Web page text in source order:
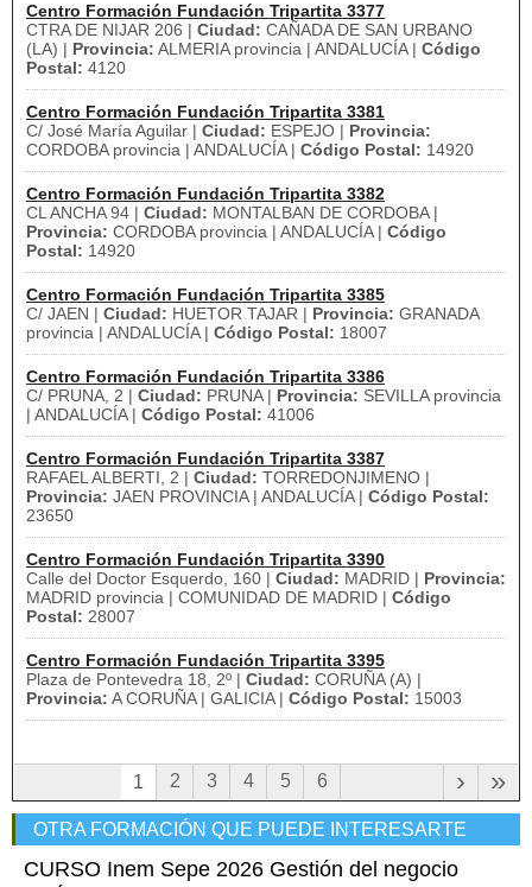
Centro Formación Fundación Tripartita 3377
CTRA DE NIJAR 206 | Ciudad: CAÑADA DE SAN URBANO
(LA) | Provincia: ALMERIA provincia | ANDALUCÍA | Código
Postal: 4120
Centro Formación Fundación Tripartita 3381
C/ José María Aguilar | Ciudad: ESPEJO | Provincia:
CORDOBA provincia | ANDALUCÍA | Código Postal: 14920
Centro Formación Fundación Tripartita 3382
CL ANCHA 94 | Ciudad: MONTALBAN DE CORDOBA |
Provincia: CORDOBA provincia | ANDALUCÍA | Código
Postal: 14920
Centro Formación Fundación Tripartita 3385
C/ JAEN | Ciudad: HUETOR TAJAR | Provincia: GRANADA
provincia | ANDALUCÍA | Código Postal: 18007
Centro Formación Fundación Tripartita 3386
C/ PRUNA, 2 | Ciudad: PRUNA | Provincia: SEVILLA provincia
| ANDALUCÍA | Código Postal: 41006
Centro Formación Fundación Tripartita 3387
RAFAEL ALBERTI, 2 | Ciudad: TORREDONJIMENO |
Provincia: JAEN PROVINCIA | ANDALUCÍA | Código Postal:
23650
Centro Formación Fundación Tripartita 3390
Calle del Doctor Esquerdo, 160 | Ciudad: MADRID | Provincia:
MADRID provincia | COMUNIDAD DE MADRID | Código
Postal: 28007
Centro Formación Fundación Tripartita 3395
Plaza de Pontevedra 18, 2º | Ciudad: CORUÑA (A) |
Provincia: A CORUÑA | GALICIA | Código Postal: 15003
1 2 3 4 5 6 »
›
OTRA FORMACIÓN QUE PUEDE INTERESARTE
CURSO Inem Sepe 2026 Gestión del negocio